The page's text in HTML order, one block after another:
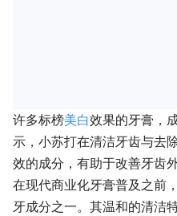
许多标榜美白效果的牙膏，
示，小苏打在清洁牙齿与去
效的成分，有助于改善牙齿
在现代商业化牙膏普及之前
牙成分之一。其温和的清洁